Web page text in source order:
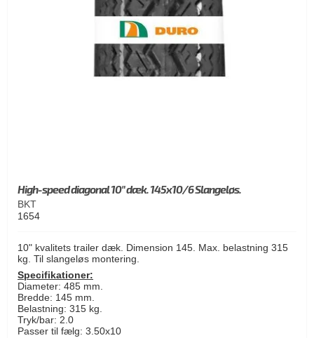
High-speed diagonal 10" dæk. 145x10/6 Slangeløs.
BKT
1654
10" kvalitets trailer dæk. Dimension 145. Max. belastning 315
kg. Til slangeløs montering.
Specifikationer:
Diameter: 485 mm.
Bredde: 145 mm.
Belastning: 315 kg.
Tryk/bar: 2.0
Passer til fælg: 3.50x10